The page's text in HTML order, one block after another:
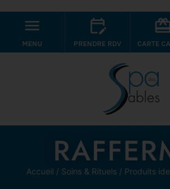
MENU PRENDRE RDV CARTE
Accueil / Soins & Rituels / Produits